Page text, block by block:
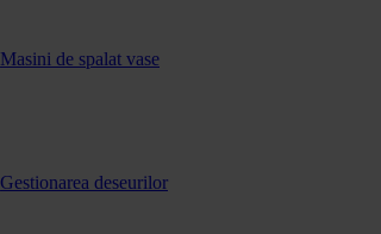
Masini de spalat vase
Gestionarea deseurilor